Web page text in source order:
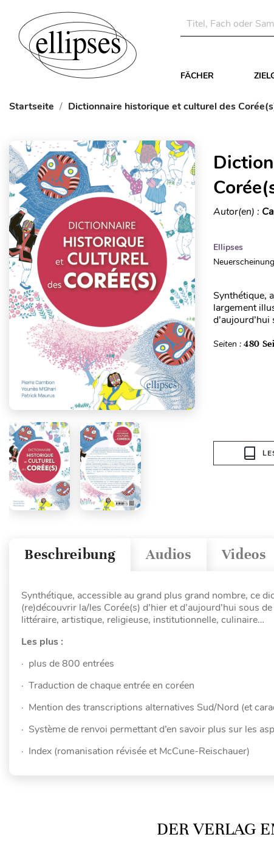
FÄCHER
Startseite Dictionnaire historique et culturel des
Autor(en) :
Ellipses
Synthétique,
largement
Seiten : 480
Videos
Audios
Beschreibung
Synthétique, accessible au grand plus grand nombre, ce
(re)découvrir la/les Corée(s) d’hier et d’aujourd’hui sous
littéraire, artistique, religieuse, institutionnelle, culinaire…
Les plus :
· plus de 800 entrées
· Traduction de chaque entrée en coréen
· Mention des transcriptions alternatives Sud/Nord (et
· Système de renvoi permettant d’en savoir plus sur les
· Index (romanisation révisée et McCune-Reischauer)
DER VERLAG